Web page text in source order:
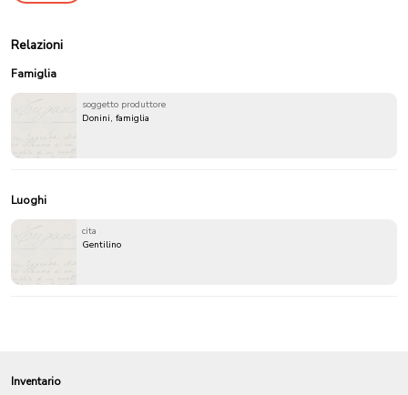
Relazioni
Famiglia
soggetto produttore
Donini, famiglia
Luoghi
cita
Gentilino
Inventario